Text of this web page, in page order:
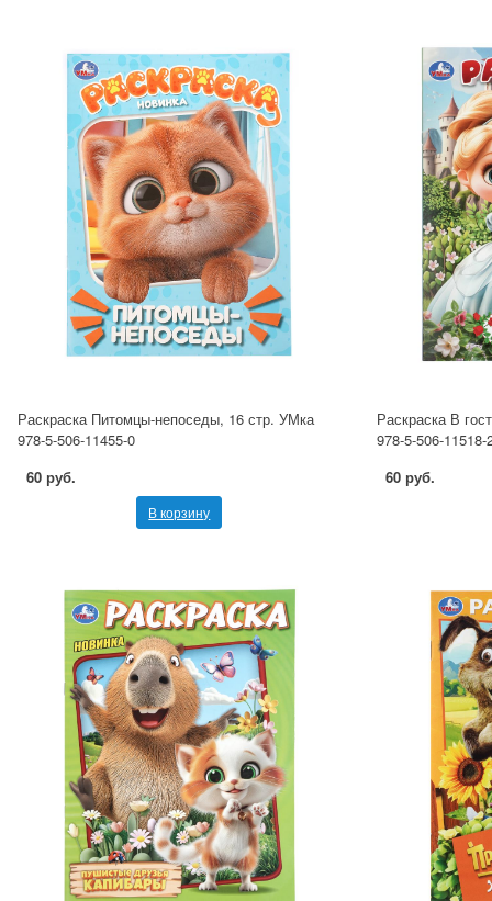
Раскраска Питомцы-непоседы, 16 стр. УМка
978-5-506-11455-0
60 руб.
В корзину
Раскраска В
978-5-506-11518-
60 руб.